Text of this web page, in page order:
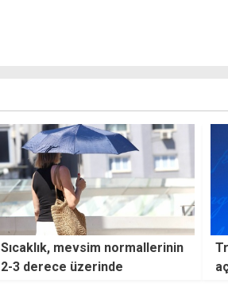
Trump, yeniden aday olacağını
açıkladı